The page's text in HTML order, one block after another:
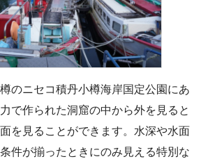
のニセコ積丹小樽海岸国定公園にあ
で作られた洞窟の中から外を見ると
を見ることができます。水深や水面
件が揃ったときにのみ見える特別な